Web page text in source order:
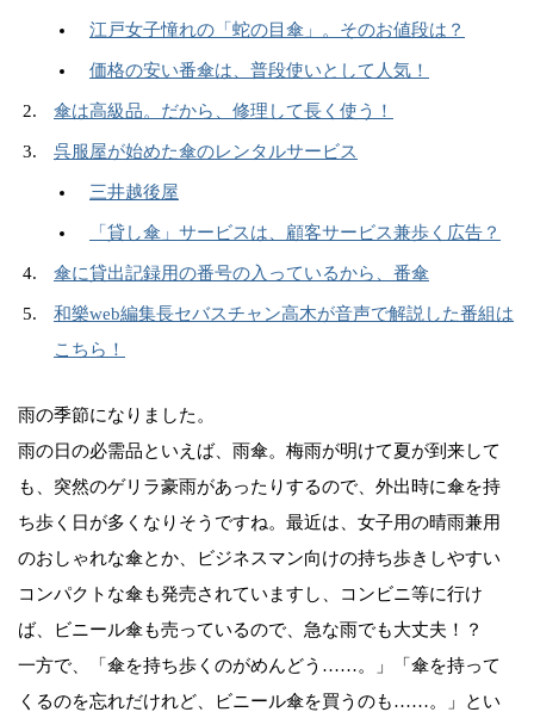
江戸女子憧れの「蛇の目傘」。そのお値段は？
価格の安い番傘は、普段使いとして人気！
傘は高級品。だから、修理して長く使う！
呉服屋が始めた傘のレンタルサービス
三井越後屋
「貸し傘」サービスは、顧客サービス兼歩く広告？
傘に貸出記録用の番号の入っているから、番傘
和樂web編集長セバスチャン高木が音声で解説した番組は
こちら！
雨の季節になりました。
雨の日の必需品といえば、雨傘。梅雨が明けて夏が到来して
も、突然のゲリラ豪雨があったりするので、外出時に傘を持
ち歩く日が多くなりそうですね。最近は、女子用の晴雨兼用
のおしゃれな傘とか、ビジネスマン向けの持ち歩きしやすい
コンパクトな傘も発売されていますし、コンビニ等に行け
ば、ビニール傘も売っているので、急な雨でも大丈夫！？
一方で、「傘を持ち歩くのがめんどう……。」「傘を持って
くるのを忘れだけれど、ビニール傘を買うのも……。」とい